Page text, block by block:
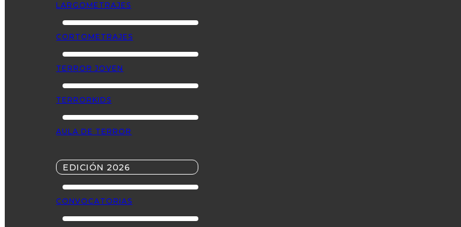
LARGOMETRAJES
CORTOMETRAJES
TERROR JOVEN
TERRORKIDS
AULA DE TERROR
EDICIÓN 2026
CONVOCATORIAS